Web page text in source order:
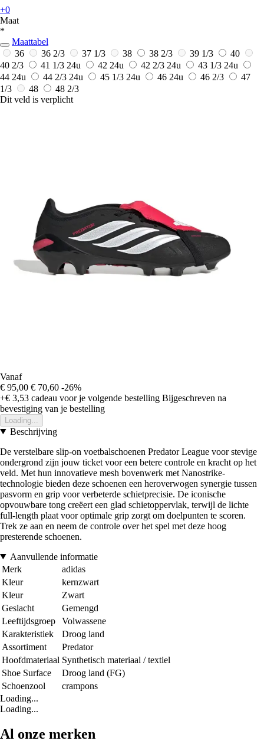
+0
Maat
*
Maattabel
36
36 2/3 37 1/3 38 38 2/3 39 1/3
40
40 2/3
41 1/3 24u 42 24u 42 2/3 24u 43 1/3 24u
44 24u 44 2/3 24u 45 1/3 24u 46 24u 46 2/3
47
1/3
48
48 2/3
Dit veld is verplicht
Vanaf
€ 95,00 € 70,60 -26%
+€ 3,53 cadeau voor je volgende bestelling Bijgeschreven na
bevestiging van je bestelling
Loading...
Beschrijving
De verstelbare slip-on voetbalschoenen Predator League voor stevige
ondergrond zijn jouw ticket voor een betere controle en kracht op het
veld. Met hun innovatieve mesh bovenwerk met Nanostrike-
technologie bieden deze schoenen een heroverwogen synergie tussen
pasvorm en grip voor verbeterde schietprecisie. De iconische
opvouwbare tong creëert een glad schietoppervlak, terwijl de lichte
full-length plaat voor optimale grip zorgt om doelpunten te scoren.
Trek ze aan en neem de controle over het spel met deze hoog
presterende schoenen.
Aanvullende informatie
Merk
adidas
Kleur
kernzwart
Kleur
Zwart
Geslacht
Gemengd
Leeftijdsgroep
Volwassene
Karakteristiek
Droog land
Assortiment
Predator
Hoofdmateriaal Synthetisch materiaal / textiel
Shoe Surface
Droog land (FG)
Schoenzool
crampons
Loading...
Loading...
Al onze merken